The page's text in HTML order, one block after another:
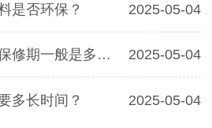
是否环保？ 2025-05-04
南阳房屋防水补漏的保修期一般是多久？ 2025-05-04
多长时间？ 2025-05-04